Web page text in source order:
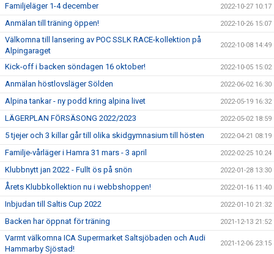
Familjeläger 1-4 december 2022-10-27 10:17
Anmälan till träning öppen! 2022-10-26 15:07
Välkomna till lansering av POC SSLK RACE-kollektion på
Alpingaraget
2022-10-08 14:49
Kick-off i backen söndagen 16 oktober! 2022-10-05 15:02
Anmälan höstlovsläger Sölden 2022-06-02 16:30
Alpina tankar - ny podd kring alpina livet 2022-05-19 16:32
LÄGERPLAN FÖRSÄSONG 2022/2023 2022-05-02 18:59
5 tjejer och 3 killar går till olika skidgymnasium till hösten 2022-04-21 08:19
Familje-vårläger i Hamra 31 mars - 3 april 2022-02-25 10:24
Klubbnytt jan 2022 - Fullt ös på snön 2022-01-28 13:30
Årets Klubbkollektion nu i webbshoppen! 2022-01-16 11:40
Inbjudan till Saltis Cup 2022 2022-01-10 21:32
Backen har öppnat för träning 2021-12-13 21:52
Varmt välkomna ICA Supermarket Saltsjöbaden och Audi
Hammarby Sjöstad!
2021-12-06 23:15